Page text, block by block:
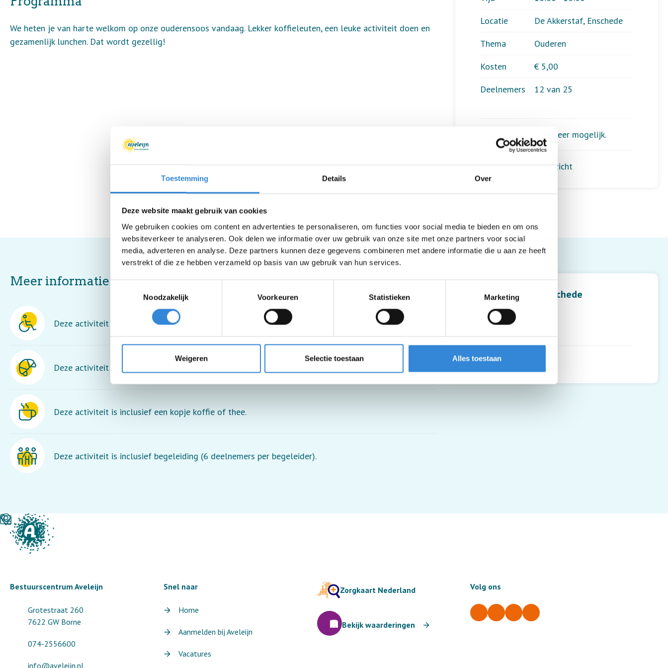
Toestemming Details Over
Deze website maakt gebruik van cookies
We gebruiken cookies om content en advertenties te personaliseren, om functies voor social media te bieden en om ons
websiteverkeer te analyseren. Ook delen we informatie over uw gebruik van onze site met onze partners voor social
media, adverteren en analyse. Deze partners kunnen deze gegevens combineren met andere informatie die u aan ze heeft
verstrekt of die ze hebben verzameld op basis van uw gebruik van hun services.
Noodzakelijk
Voorkeuren Statistieken Marketing
Weigeren Selectie toestaan Alles toestaan
Locatie
De Akkerstaf, Enschede
Thema
Ouderen
Kosten
€ 5,00
Deelnemers
12 van 25
Aanmelden is niet meer mogelijk.
Terug naar het overzicht
We heten je van harte welkom op onze ouderensoos vandaag. Lekker koffieleuten, een leuke activiteit doen en
gezamenlijk lunchen. Dat wordt gezellig!
De Akkerstaf, Enschede
Zenderenbrink 3
Routebeschrijving
Meer informatie
Deze activiteit is rolstoel toegankelijk.
Deze activiteit is inclusief lunch en een drankje.
Deze activiteit is inclusief een kopje koffie of thee.
Deze activiteit is inclusief begeleiding (6 deelnemers per begeleider).
Bestuurscentrum Aveleijn
Grotestraat 260
7622 GW Borne
074-2556600
info@aveleijn.nl
Snel naar
Home
Aanmelden bij Aveleijn
Vacatures
Zorgkaart Nederland
Bekijk waarderingen
Volg ons